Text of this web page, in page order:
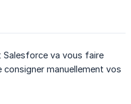
Salesforce va vous faire
manuellement vos